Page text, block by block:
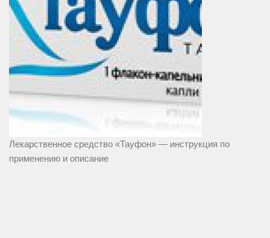
Лекарственное средство «Тауфон» — инструкция по
применению и описание